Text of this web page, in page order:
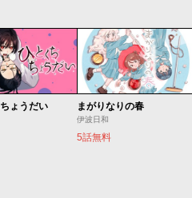
ょうだい まがりなりの春
伊波日和
5話無料